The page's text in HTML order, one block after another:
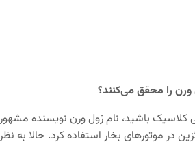
را محقق می‌کنند؟
باشید، نام ژول ورن نویسنده
در موتورهای بخار استفاده کرد. حالا به